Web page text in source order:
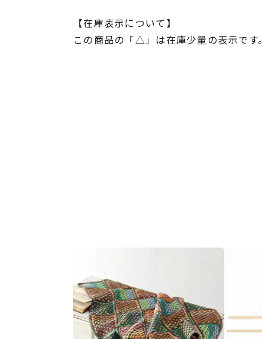
【在庫表示について】
この商品の「△」は在庫少量の表示です。